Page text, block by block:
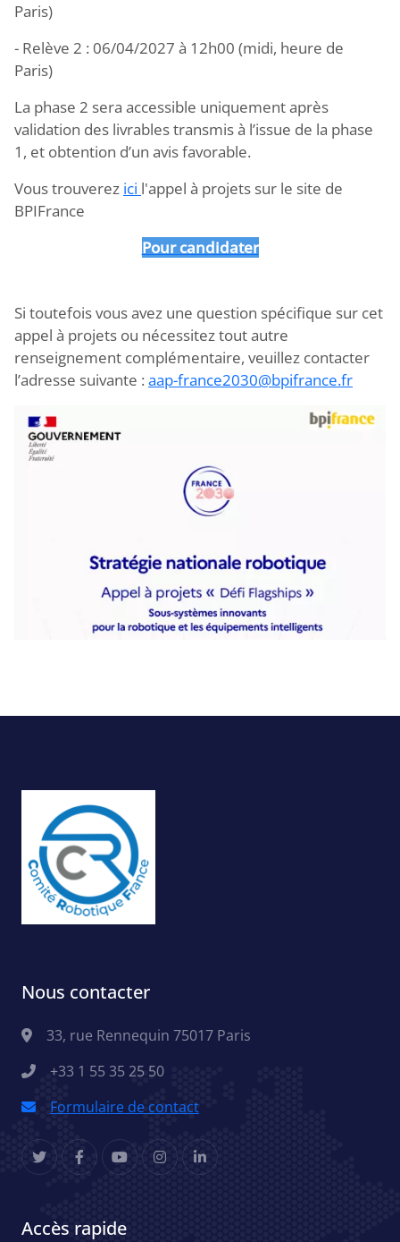
Paris)
- Relève 2 : 06/04/2027 à 12h00 (midi, heure de
Paris)
La phase 2 sera accessible uniquement après
validation des livrables transmis à l’issue de la phase
1, et obtention d’un avis favorable.
Vous trouverez ici l'appel à projets sur le site de
BPIFrance
Pour candidater
Si toutefois vous avez une question spécifique sur cet
appel à projets ou nécessitez tout autre
renseignement complémentaire, veuillez contacter
l’adresse suivante : aap-france2030@bpifrance.fr
Image
Nous contacter
33, rue Rennequin 75017 Paris
+33 1 55 35 25 50
Formulaire de contact
Accès rapide